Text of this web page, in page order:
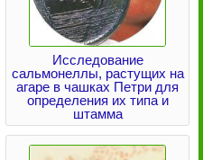
Исследование
сальмонеллы, растущих на
агаре в чашках Петри для
определения их типа и
штамма